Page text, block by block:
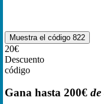
Muestra el código 822
20€
Descuento
código
Gana hasta 200€ de